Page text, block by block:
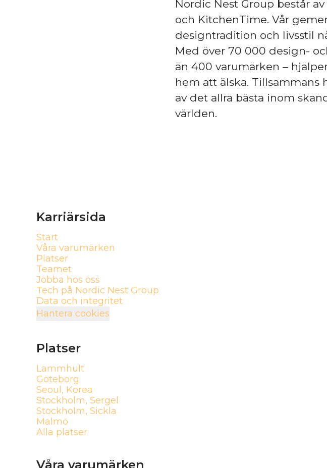
Nordic Nest Group består
och KitchenTime. Vår
designtradition och livsstil
Med över 70 000 design-
än 400 varumärken –
hem att älska. Tillsammans
av det allra bästa inom
världen.
Karriärsida
Start
Våra varumärken
Platser
Teamet
Jobba hos oss
Tech på Nordic Nest Group
Data och integritet
Hantera cookies
Platser
Lammhult
Göteborg
Seoul, Korea
Stockholm, Sergel
Stockholm, Sickla
Malmö
Alla platser
Våra varumärken